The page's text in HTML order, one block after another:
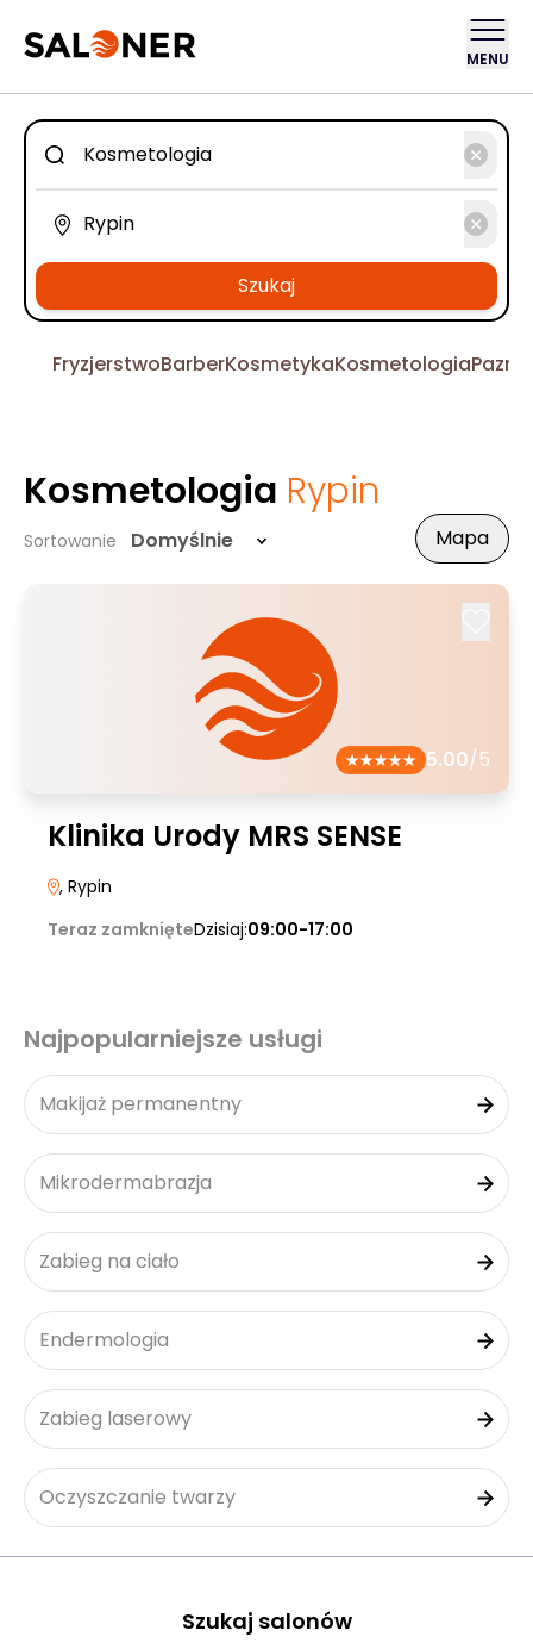
MENU
Szukaj
FryzjerstwoBarberKosmetykaKosmetologia
Kosmetologia Rypin
Sortowanie Domyślnie Mapa
5.00/5
Klinika Urody MRS SENSE
, Rypin
Teraz zamknięteDzisiaj:09:00-17:00
Najpopularniejsze usługi
Makijaż permanentny
Mikrodermabrazja
Zabieg na ciało
Endermologia
Zabieg laserowy
Oczyszczanie twarzy
Szukaj salonów